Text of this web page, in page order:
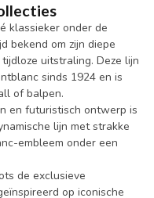
klassieker onder de
bekend om zijn diepe
uitstraling. Deze lijn
sinds 1924 en is
of balpen.
en futuristisch ontwerp is
lijn met strakke
embleem onder een
de exclusieve
op iconische